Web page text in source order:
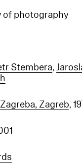
of photography
Stembera,
Zagreb,